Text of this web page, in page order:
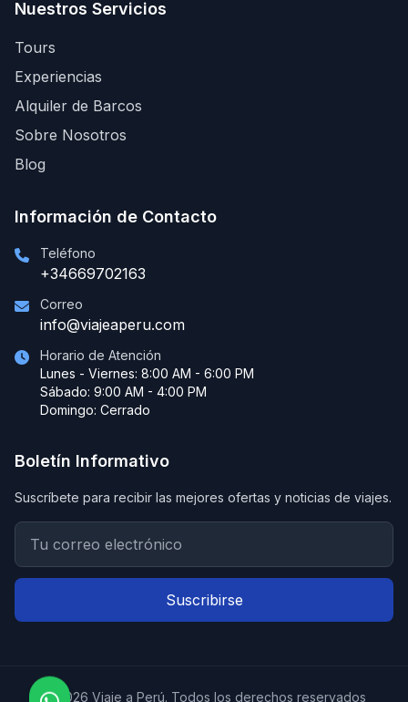
Nuestros Servicios
Tours
Experiencias
Alquiler de Barcos
Sobre Nosotros
Blog
Información de Contacto
Teléfono
+34669702163
Correo
info@viajeaperu.com
Horario de Atención
Lunes - Viernes: 8:00 AM - 6:00 PM
Sábado: 9:00 AM - 4:00 PM
Domingo: Cerrado
Boletín Informativo
Suscríbete para recibir las mejores ofertas y noticias de viajes.
Suscribirse
© 2026 Viaje a Perú. Todos los derechos reservados